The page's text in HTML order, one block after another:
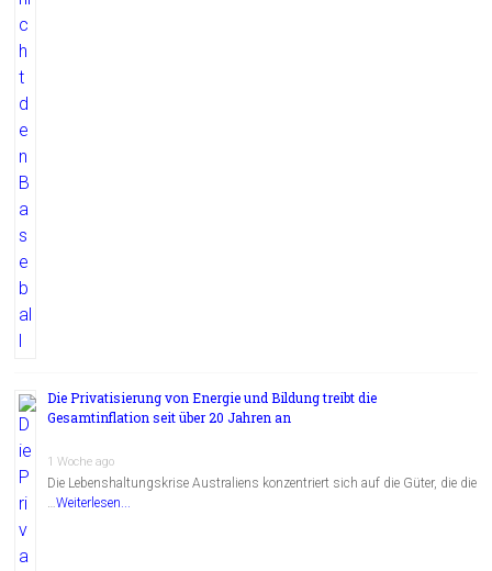
Die Privatisierung von Energie und Bildung treibt die
Gesamtinflation seit über 20 Jahren an
1 Woche ago
Die Lebenshaltungskrise Australiens konzentriert sich auf die Güter, die die
…Weiterlesen...